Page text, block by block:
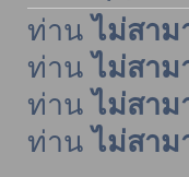
ท่าน ไม่สาม
ท่าน ไม่สาม
ท่าน ไม่สาม
ท่าน ไม่สาม